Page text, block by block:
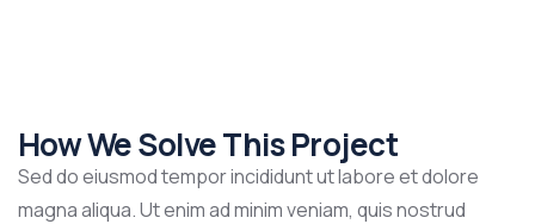
How We Solve This Project
Sed do eiusmod tempor incididunt ut labore et dolore
magna aliqua. Ut enim ad minim veniam, quis nostrud